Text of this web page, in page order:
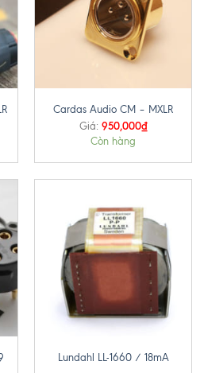
Cardas Audio CM – MXLR
Giá: 950,000₫
Còn hàng
Lundahl LL-1660 / 18mA